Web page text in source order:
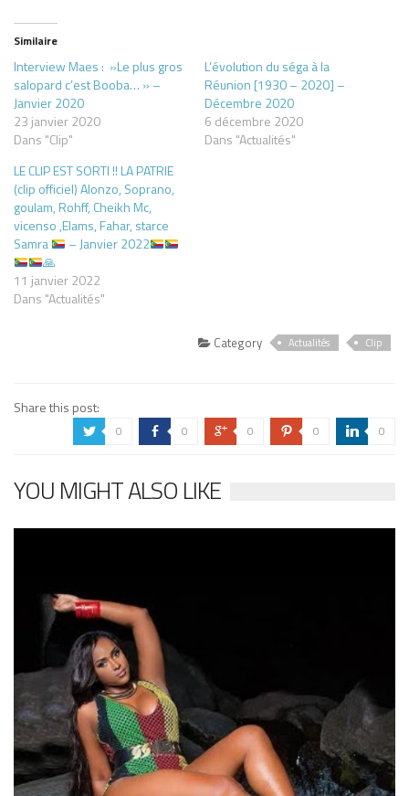
Similaire
Interview Maes : »Le plus gros
salopard c’est Booba… » –
Janvier 2020
23 janvier 2020
Dans "Clip"
L’évolution du séga à la
Réunion [1930 – 2020] –
Décembre 2020
6 décembre 2020
Dans "Actualités"
LE CLIP EST SORTI !! LA PATRIE
(clip officiel) Alonzo, Soprano,
goulam, Rohff, Cheikh Mc,
vicenso ,Elams, Fahar, starce
Samra
– Janvier 2022
🙏
11 janvier 2022
Dans "Actualités"
Category Actualités Clip
Share this post:
a 0 b 0 c 0 d 0 j 0
YOU MIGHT ALSO LIKE